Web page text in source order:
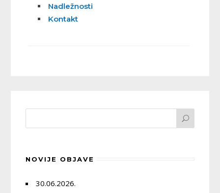
Nadležnosti
Kontakt
NOVIJE OBJAVE
30.06.2026.